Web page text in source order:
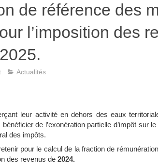
de référence des
l’imposition des
Actualités
leur activité en dehors des eaux
de l’exonération partielle d’impôt sur
des impôts.
pour le calcul de la fraction de
des revenus de 2024.